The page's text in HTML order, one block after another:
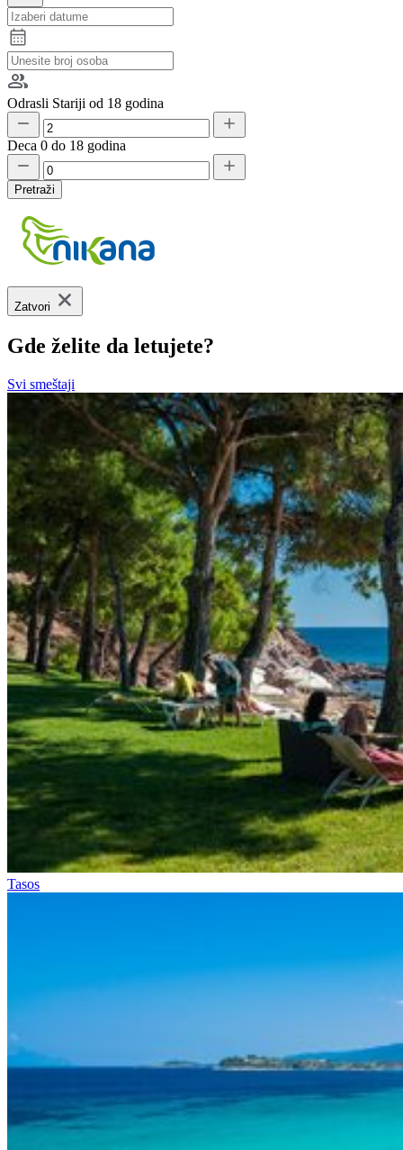
Odrasli Stariji od 18 godina
Deca 0 do 18 godina
Pretraži
Zatvori
Gde želite da letujete?
Svi smeštaji
Tasos